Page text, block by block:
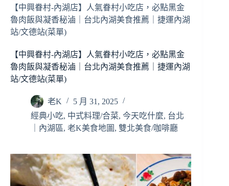
【中興眷村-內湖店】人氣眷村小吃店，必點黑金
魯肉飯與凝香秘滷｜台北內湖美食推薦｜捷運內湖
站/文德站(菜單)
【中興眷村-內湖店】人氣眷村小吃店，必點黑金
魯肉飯與凝香秘滷｜台北內湖美食推薦｜捷運內湖
站/文德站(菜單)
老K
5 月 31, 2025
經典小吃, 中式料理/合菜, 今天吃什麼, 台北
｜內湖區, 老K美食地圖 , 雙北美食/咖啡廳